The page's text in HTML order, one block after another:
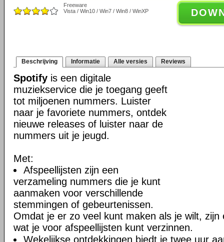
Freeware
Vista / Win10 / Win7 / Win8 / WinXP
Beschrijving Informatie Alle versies Reviews
Spotify is een digitale
muziekservice die je toegang geeft
tot miljoenen nummers. Luister
naar je favoriete nummers, ontdek
nieuwe releases of luister naar de
nummers uit je jeugd.
Met:
Afspeellijsten zijn een
verzameling nummers die je kunt
aanmaken voor verschillende
stemmingen of gebeurtenissen.
Omdat je er zo veel kunt maken als je wilt, zijn
wat je voor afspeellijsten kunt verzinnen.
Wekelijkse ontdekkingen biedt je twee uur